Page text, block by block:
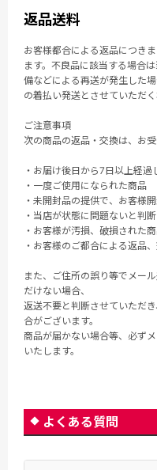
返品送料
お客様都合による返品につき
ます。不良品に該当する場合
備などによる再送が発生した
の着払い発送とさせていただ
ご注意事項
次の商品の返品・交換は、お
・お届け後日から7日以上経過
・一度ご使用になられた商品
・未開封品の提供で、お客様
・当店が状態に問題ないと判
・お客様が汚損、破損された
・お客様のご都合による返品
また、ご住所の誤り等でメー
だけない場合、
返送不要と判断させていただ
合がございます。
商品が届かない場合等、必ず
いたします。
よくある質問